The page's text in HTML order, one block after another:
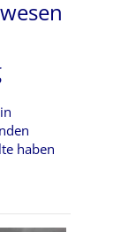
haben